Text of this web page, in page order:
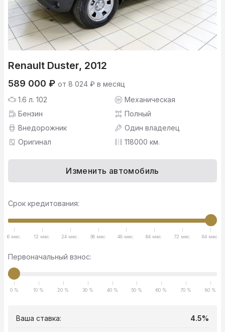
Renault Duster, 2012
589 000 ₽ от 8 024 ₽ в месяц
1.6 л. 102
Механическая
Бензин
Полный
Внедорожник
Один владелец
Оригинал
118000 км.
Изменить автомобиль
Срок кредитования:
6 мес. 12 мес. 24 мес. 36 мес. 48 мес. 64 мес. 72 мес. 84 мес.
Первоначальный взнос:
0 % 10 % 20 % 30 % 40 % 50 % 60 % 70 % 80 %
Ваша ставка: 4.5%